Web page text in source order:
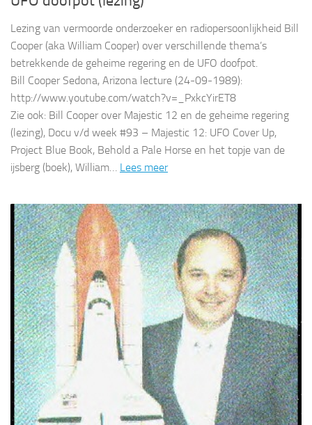
Lezing van vermoorde onderzoeker en radiopersoonlijkheid Bill
Cooper (aka William Cooper) over verschillende thema’s
betrekkende de geheime regering en de UFO doofpot.
Bill Cooper Sedona, Arizona lecture (24-09-1989):
http://www.youtube.com/watch?v=_PxkcYirET8
Zie ook: Bill Cooper over Majestic 12 en de geheime regering
(lezing), Docu v/d week #93 – Majestic 12: UFO Cover Up,
Project Blue Book, Behold a Pale Horse en het topje van de
ijsberg (boek), William… Lees meer